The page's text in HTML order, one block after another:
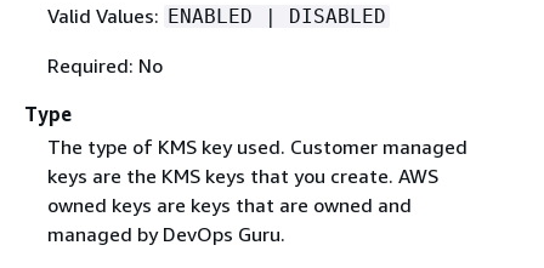
Valid Values: ENABLED | DISABLED
Required: No
Type
The type of KMS key used. Customer managed
keys are the KMS keys that you create. AWS
owned keys are keys that are owned and
managed by DevOps Guru.